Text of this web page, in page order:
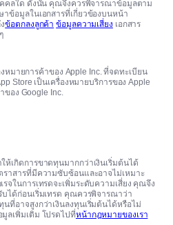
คคลใด ดังนั้น คุณจึงควรพิจารณาข้อมูลตาม
ข้อมูลในเอกสารที่เกี่ยวข้องบนหน้า
ข้อตกลงลูกค้า ข้อมูลความเสี่ยง เอกสาร
หมายการค้าของ Apple Inc. ที่จดทะเบียน
Store เป็นเครื่องหมายบริการของ Apple
ของ Google Inc.
ห้เกิดการขาดทุนมากกว่าเงินเริ่มต้นได้
าสารที่มีความซับซ้อนและอาจไม่เหมาะ
จในการเทรดจะเพิ่มระดับความเสี่ยง คุณจึง
บได้ก่อนเริ่มเทรด คุณควรพิจารณาว่า
ที่อาจสูงกว่าเงินลงทุนเริ่มต้นได้หรือไม่
ลเพิ่มเติม โปรดไปที่หน้ากฎหมายของเรา